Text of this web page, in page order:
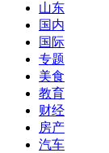
山东
国内
国际
专题
美食
教育
财经
房产
汽车